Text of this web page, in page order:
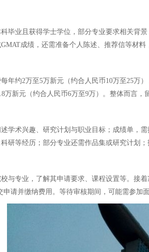
毕业且获得学士学位，部分专业要求相关背
成绩，还需准备个人陈述、推荐信等材
年约2万至5万新元（约合人民币10万至25
新元（约合人民币6万至9万）。整体而言，
学术兴趣、研究计划与职业目标；成绩单
研等经历；部分专业还需作品集或研究计划
与专业，了解其申请要求、课程设置等。
请并缴纳费用。等待审核期间，可能需参加